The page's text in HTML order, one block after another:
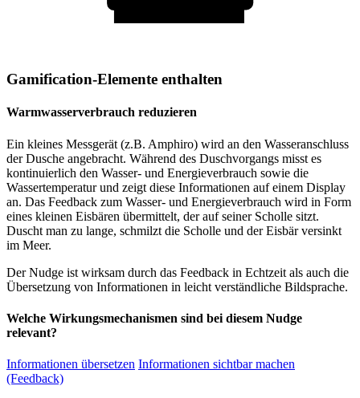
Gamification-Elemente enthalten
Warmwasserverbrauch reduzieren
Ein kleines Messgerät (z.B. Amphiro) wird an den Wasseranschluss
der Dusche angebracht. Während des Duschvorgangs misst es
kontinuierlich den Wasser- und Energieverbrauch sowie die
Wassertemperatur und zeigt diese Informationen auf einem Display
an. Das Feedback zum Wasser- und Energieverbrauch wird in Form
eines kleinen Eisbären übermittelt, der auf seiner Scholle sitzt.
Duscht man zu lange, schmilzt die Scholle und der Eisbär versinkt
im Meer.
Der Nudge ist wirksam durch das Feedback in Echtzeit als auch die
Übersetzung von Informationen in leicht verständliche Bildsprache.
Welche Wirkungsmechanismen sind bei diesem Nudge
relevant?
Informationen übersetzen Informationen sichtbar machen
(Feedback)